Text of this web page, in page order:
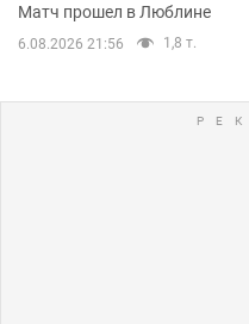
Матч прошел в Люблине
6.08.2026 21:56 1,8 т.